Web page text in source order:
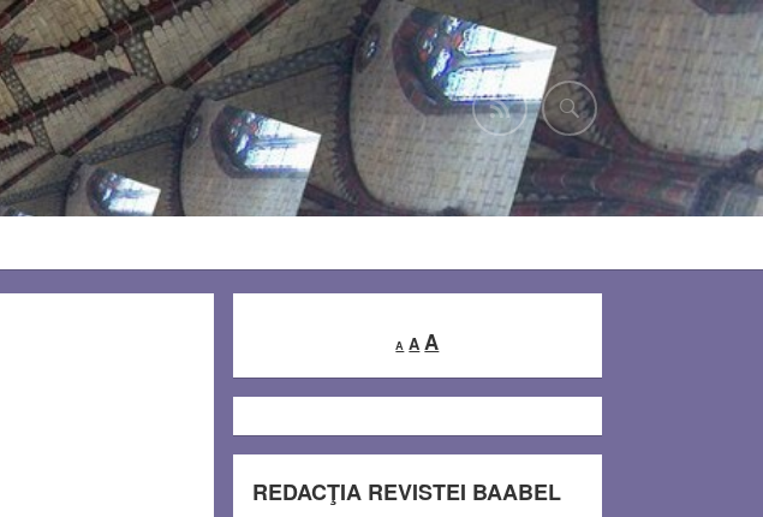
A
Decrease
font
A Reset
AIncrease
font
REDACŢIA REVISTEI BAABEL